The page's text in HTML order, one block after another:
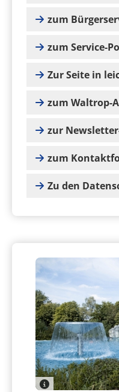
zum
zum Service-
Zur Seite in
zum Waltrop-
zur
zum
Zu den